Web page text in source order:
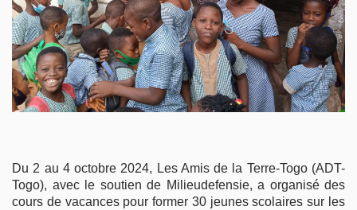
HISTOIRES
ET
CAMPAGNES
Du 2 au 4 octobre 2024, Les Amis de la Terre-Togo (ADT-
Togo), avec le soutien de Milieudefensie, a organisé des
cours de vacances pour former 30 jeunes scolaires sur les